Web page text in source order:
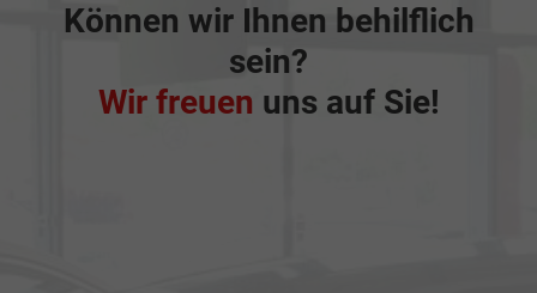
Können wir Ihnen behilflich
sein?
Wir freuen uns auf Sie!